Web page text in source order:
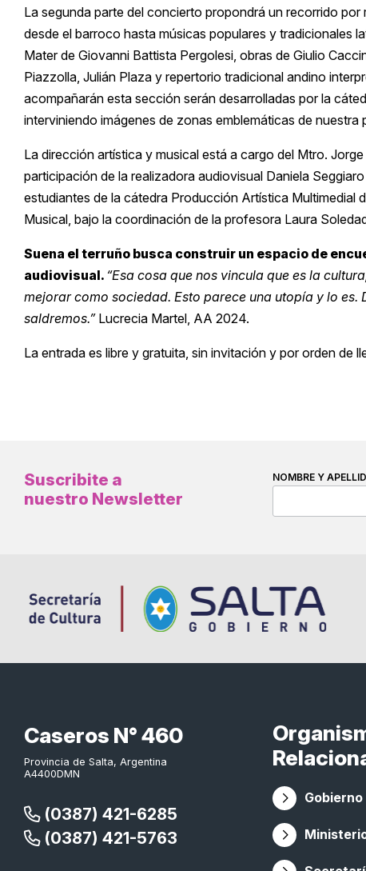
La segunda parte del concierto propondrá un recorrido
desde el barroco hasta músicas populares y tradicionales
Mater de Giovanni Battista Pergolesi, obras de Giulio
Piazzolla, Julián Plaza y repertorio tradicional andino
acompañarán esta sección serán desarrolladas por la
interviniendo imágenes de zonas emblemáticas de nuestra
La dirección artística y musical está a cargo del Mtro.
participación de la realizadora audiovisual Daniela
estudiantes de la cátedra Producción Artística Multimedial
Musical, bajo la coordinación de la profesora Laura
Suena el terruño busca construir un espacio de
audiovisual. “Esa cosa que nos vincula que es la
mejorar como sociedad. Esto parece una utopía y lo
saldremos.”Lucrecia Martel, AA 2024.
La entrada es libre y gratuita, sin invitación y por orden de
Suscribite a
nuestro Newsletter
NOMBRE Y
Caseros N° 460
Provincia de Salta, Argentina
A4400DMN
(0387) 421-6285
(0387) 421-5763